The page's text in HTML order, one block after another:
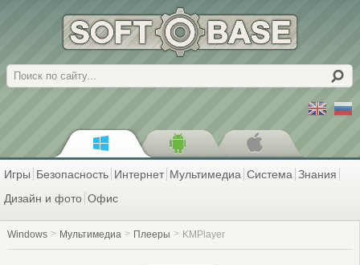
Поиск
Игры Безопасность Интернет Мультимедиа Система Знания
Дизайн и фото Офис
Windows Мультимедиа Плееры KMPlayer